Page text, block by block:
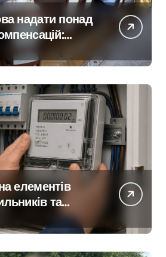
надати понад
війни
елементів
та
огляд